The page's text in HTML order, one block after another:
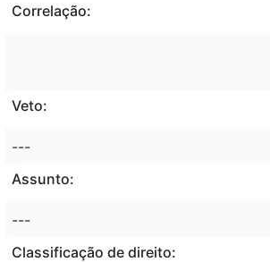
Correlação:
Veto:
---
Assunto:
---
Classificação de direito: